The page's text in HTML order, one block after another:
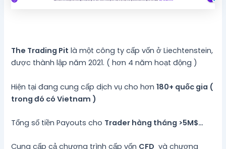
The Trading Pit là một công ty cấp vốn ở Liechtenstein,
được thành lập năm 2021. ( hơn 4 năm hoạt động )
Hiện tại đang cung cấp dịch vụ cho hơn180+ quốc gia (
trong đó có Vietnam )
Tổng số tiền Payouts cho Trader hàng tháng >5M$…
Cung cấp cả chương trình cấp vốn CFD và chương